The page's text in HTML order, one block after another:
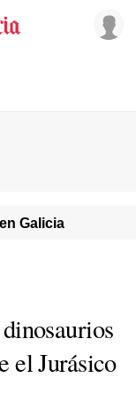
Galicia
el Jurásico